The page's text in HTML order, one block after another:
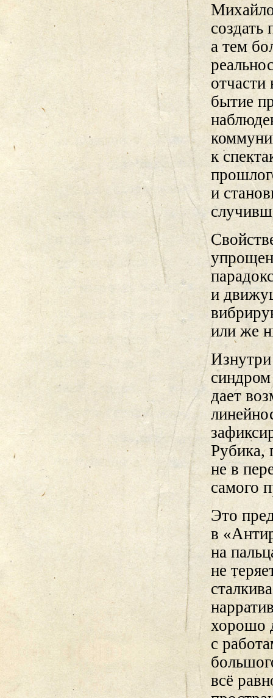
а тем
отчасти
бытие
к
и
и
или же
Изнутри
синдром
дает
Рубика,
не в
самого
Это
в
на
не
хорошо
с
всё